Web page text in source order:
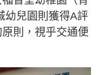
幼兒園則獲得A評
則，視乎交通便